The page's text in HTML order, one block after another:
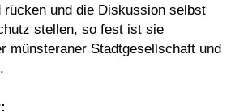
rücken und die Diskussion selbst
stellen, so fest ist sie
münsteraner Stadtgesellschaft und